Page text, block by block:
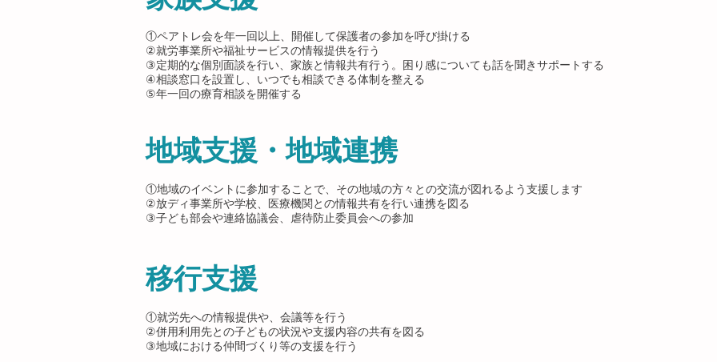
①ペアトレ会を年一回以上、開催して保護者の参加を呼び掛ける
②就労事業所や福祉サービスの情報提供を行う
③定期的な個別面談を行い、家族と情報共有行う。困り感についても話を聞きサポートする
④相談窓口を設置し、いつでも相談できる体制を整える
⑤年一回の療育相談を開催する
地域支援・地域連携
①地域のイベントに参加することで、その地域の方々との交流が図れるよう支援します
②放ディ事業所や学校、医療機関との情報共有を行い連携を図る
③子ども部会や連絡協議会、虐待防止委員会への参加​​
移行支援
①就労先への情報提供や、会議等を行う
②併用利用先との子どもの状況や支援内容の共有を図る
③地域における仲間づくり等の支援を行う